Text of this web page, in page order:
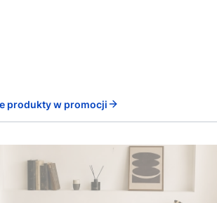
produkty w promocji